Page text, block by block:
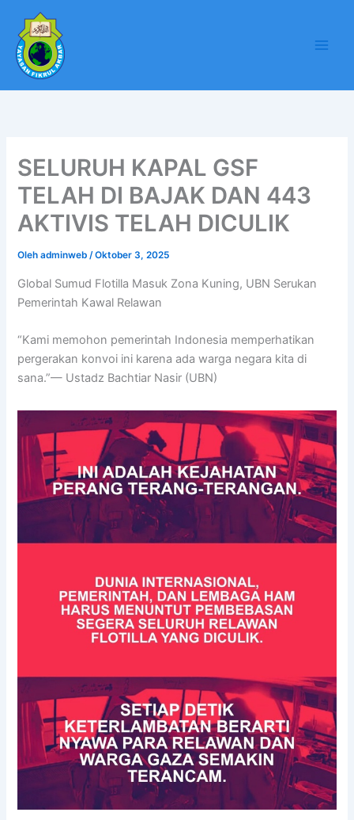
konten
SELURUH KAPAL GSF
TELAH DI BAJAK DAN 443
AKTIVIS TELAH DICULIK
Olehadminweb/Oktober 3, 2025
Global Sumud Flotilla Masuk Zona Kuning, UBN Serukan
Pemerintah Kawal Relawan
“Kami memohon pemerintah Indonesia memperhatikan
pergerakan konvoi ini karena ada warga negara kita di
sana.”— Ustadz Bachtiar Nasir (UBN)